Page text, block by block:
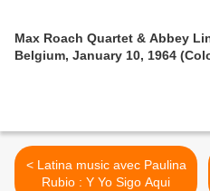
Max Roach Quartet & Abbey
Belgium, January 10, 1964
< Latina music avec Paulina
Rubio : Y Yo Sigo Aqui